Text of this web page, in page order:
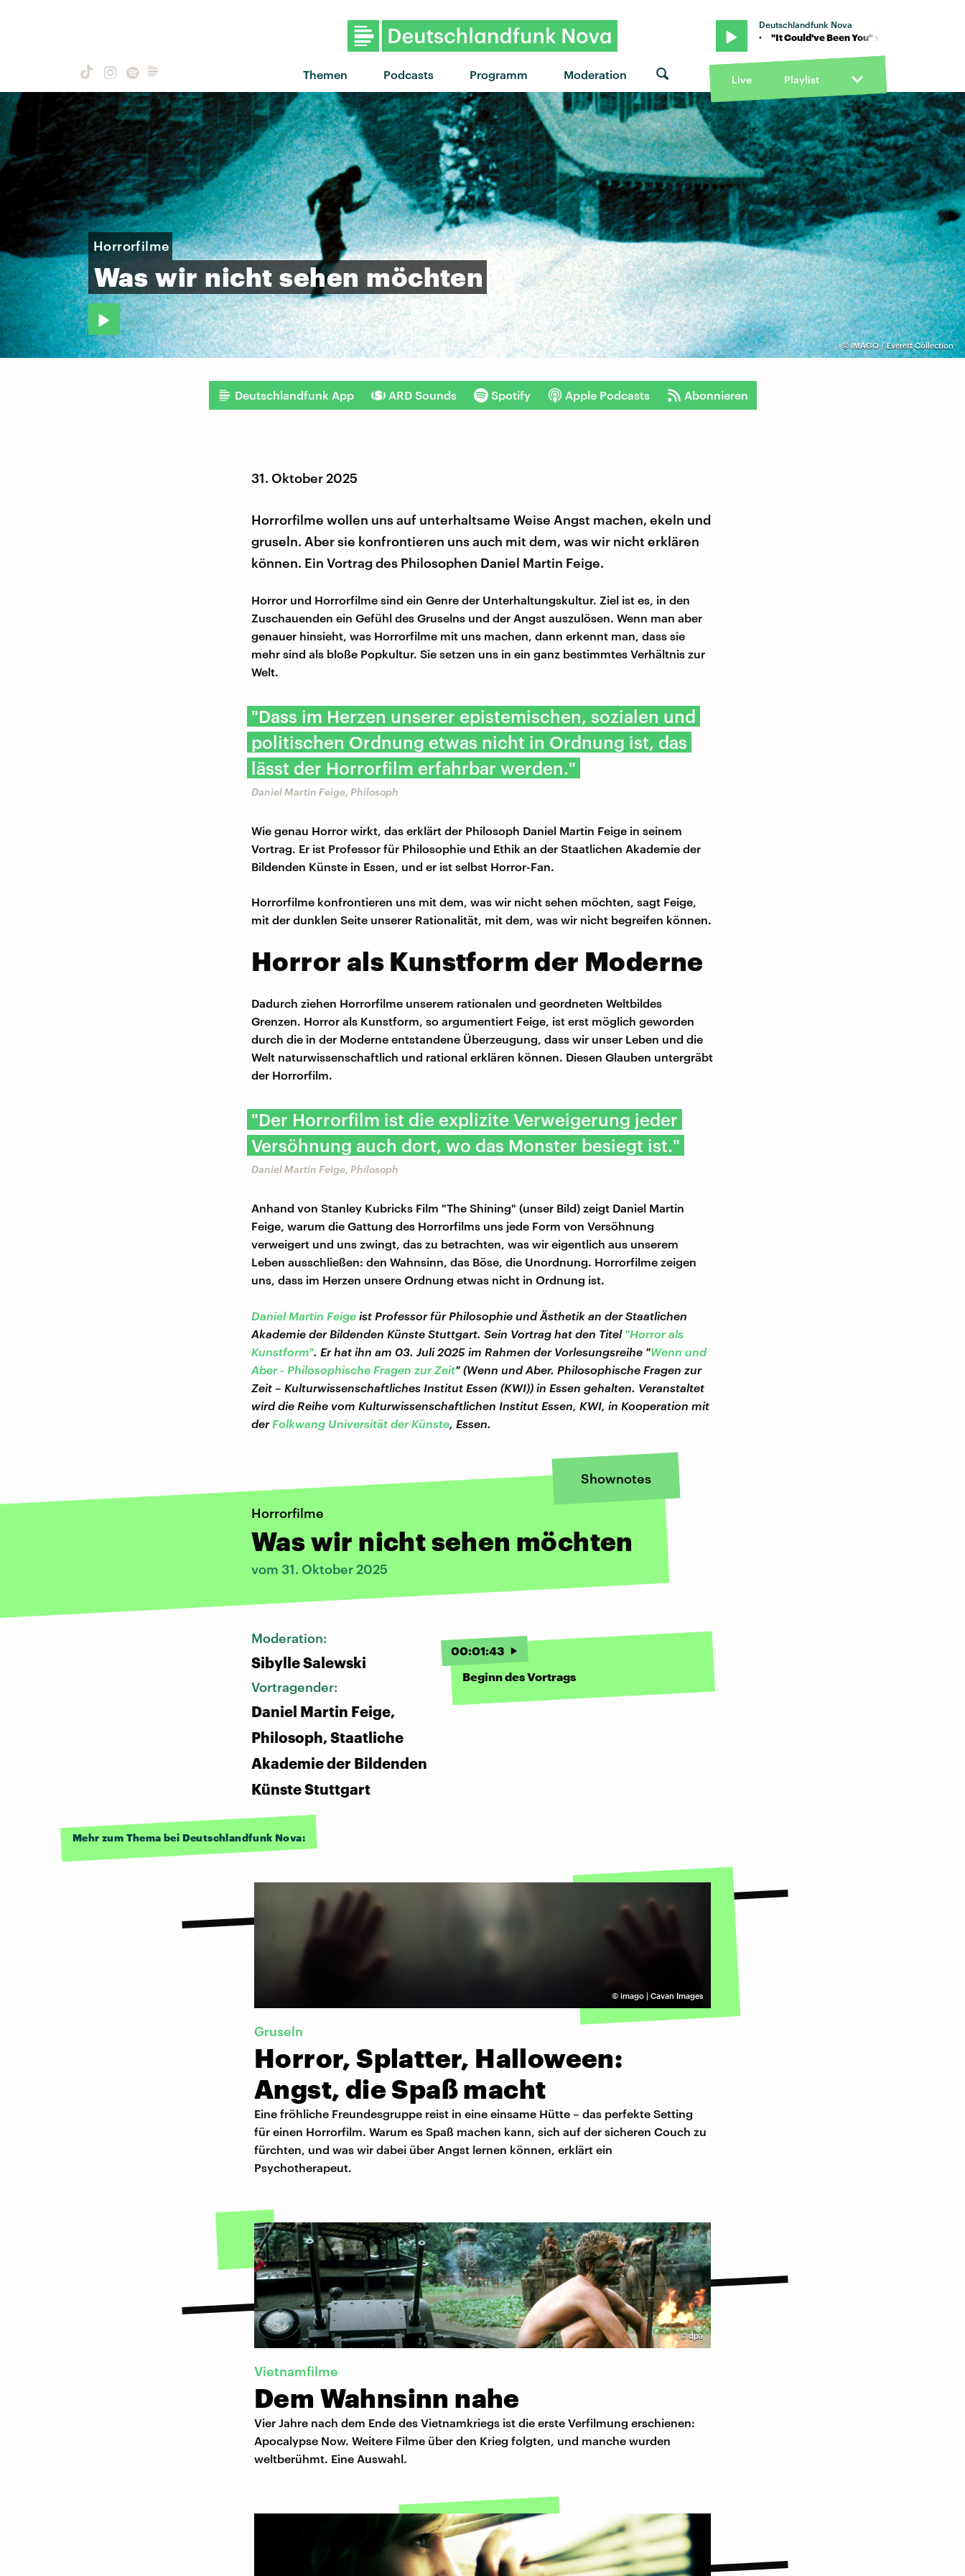
Themen Podcasts Programm Moderation
Deutschlandfunk Nova
"It Could've Been You" von Hannah Grae · "It Could've Been You" von Hannah Grae · "It Could've
Live Playlist
©IMAGO / Everett Collection
Horrorfilme
Was wir nicht sehen möchten
Deutschlandfunk App ARD Sounds Spotify Apple Podcasts Abonnieren
31. Oktober 2025
Horrorfilme wollen uns auf unterhaltsame Weise Angst machen, ekeln und
gruseln. Aber sie konfrontieren uns auch mit dem, was wir nicht erklären
können. Ein Vortrag des Philosophen Daniel Martin Feige.
Horror und Horrorfilme sind ein Genre der Unterhaltungskultur. Ziel ist es, in den
Zuschauenden ein Gefühl des Gruselns und der Angst auszulösen. Wenn man aber
genauer hinsieht, was Horrorfilme mit uns machen, dann erkennt man, dass sie
mehr sind als bloße Popkultur. Sie setzen uns in ein ganz bestimmtes Verhältnis zur
Welt.
"Dass im Herzen unserer epistemischen, sozialen und
politischen Ordnung etwas nicht in Ordnung ist, das
lässt der Horrorfilm erfahrbar werden."
Daniel Martin Feige, Philosoph
Wie genau Horror wirkt, das erklärt der Philosoph Daniel Martin Feige in seinem
Vortrag. Er ist Professor für Philosophie und Ethik an der Staatlichen Akademie der
Bildenden Künste in Essen, und er ist selbst Horror-Fan.
Horrorfilme konfrontieren uns mit dem, was wir nicht sehen möchten, sagt Feige,
mit der dunklen Seite unserer Rationalität, mit dem, was wir nicht begreifen können.
Horror als Kunstform der Moderne
Dadurch ziehen Horrorfilme unserem rationalen und geordneten Weltbildes
Grenzen. Horror als Kunstform, so argumentiert Feige, ist erst möglich geworden
durch die in der Moderne entstandene Überzeugung, dass wir unser Leben und die
Welt naturwissenschaftlich und rational erklären können. Diesen Glauben untergräbt
der Horrorfilm.
"Der Horrorfilm ist die explizite Verweigerung jeder
Versöhnung auch dort, wo das Monster besiegt ist."
Daniel Martin Feige, Philosoph
Anhand von Stanley Kubricks Film "The Shining" (unser Bild) zeigt Daniel Martin
Feige, warum die Gattung des Horrorfilms uns jede Form von Versöhnung
verweigert und uns zwingt, das zu betrachten, was wir eigentlich aus unserem
Leben ausschließen: den Wahnsinn, das Böse, die Unordnung. Horrorfilme zeigen
uns, dass im Herzen unsere Ordnung etwas nicht in Ordnung ist.
Daniel Martin Feige ist Professor für Philosophie und Ästhetik an der Staatlichen
Akademie der Bildenden Künste Stuttgart. Sein Vortrag hat den Titel "Horror als
Kunstform". Er hat ihn am 03. Juli 2025 im Rahmen der Vorlesungsreihe "Wenn und
Aber - Philosophische Fragen zur Zeit" (Wenn und Aber. Philosophische Fragen zur
Zeit – Kulturwissenschaftliches Institut Essen (KWI)) in Essen gehalten. Veranstaltet
wird die Reihe vom Kulturwissenschaftlichen Institut Essen, KWI, in Kooperation mit
der Folkwang Universität der Künste, Essen.
Shownotes
Horrorfilme
Was wir nicht sehen möchten
vom 31. Oktober 2025
Moderation:
Sibylle Salewski
Vortragender:
Daniel Martin Feige,
Philosoph, Staatliche
Akademie der Bildenden
Künste Stuttgart
00:01:43
Beginn des Vortrags
Mehr zum Thema bei Deutschlandfunk Nova:
© imago | Cavan Images
Gruseln
Horror, Splatter, Halloween:
Angst, die Spaß macht
Eine fröhliche Freundesgruppe reist in eine einsame Hütte – das perfekte Setting
für einen Horrorfilm. Warum es Spaß machen kann, sich auf der sicheren Couch zu
fürchten, und was wir dabei über Angst lernen können, erklärt ein
Psychotherapeut.
©dpa
Vietnamfilme
Dem Wahnsinn nahe
Vier Jahre nach dem Ende des Vietnamkriegs ist die erste Verfilmung erschienen:
Apocalypse Now. Weitere Filme über den Krieg folgten, und manche wurden
weltberühmt. Eine Auswahl.